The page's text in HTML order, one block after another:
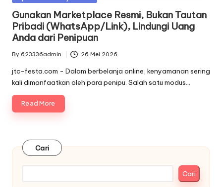
Gunakan Marketplace Resmi, Bukan Tautan
Pribadi (WhatsApp/Link), Lindungi Uang
Anda dari Penipuan
Posted
by
By 623336admin 26 Mei 2026
jtc-festa.com - Dalam berbelanja online, kenyamanan sering
kali dimanfaatkan oleh para penipu. Salah satu modus…
Read More
Cari
Cari